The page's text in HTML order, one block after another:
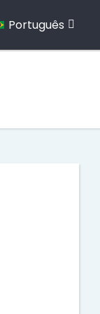
Português